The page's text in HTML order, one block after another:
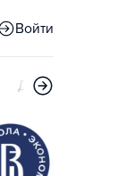
Войти
Дни открытых